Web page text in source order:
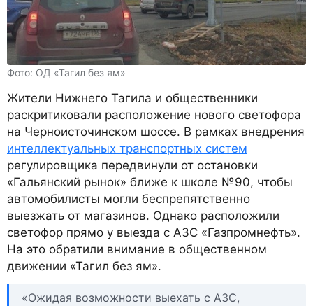
Фото: ОД «Тагил без ям»
Жители Нижнего Тагила и общественники
раскритиковали расположение нового светофора
на Черноисточинском шоссе. В рамках внедрения
интеллектуальных транспортных систем
регулировщика передвинули от остановки
«Гальянский рынок» ближе к школе №90, чтобы
автомобилисты могли беспрепятственно
выезжать от магазинов. Однако расположили
светофор прямо у выезда с АЗС «Газпромнефть».
На это обратили внимание в общественном
движении «Тагил без ям».
«Ожидая возможности выехать с АЗС,